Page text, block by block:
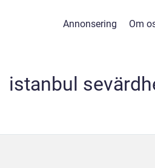
Annonsering Om
istanbul